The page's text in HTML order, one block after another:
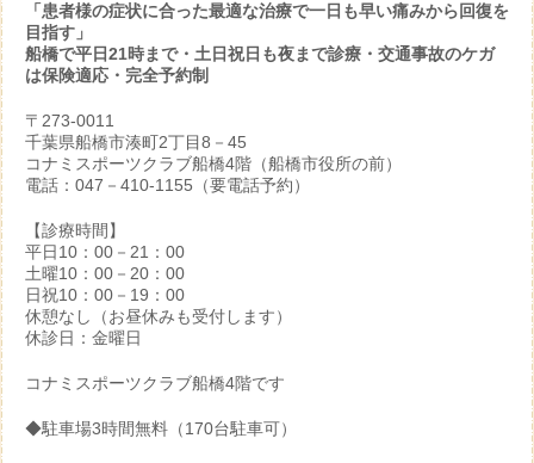
「患者様の症状に合った最適な治療で一日も早い痛みから回復を
目指す」
船橋で平日21時まで・土日祝日も夜まで診療・交通事故のケガ
は保険適応・完全予約制
〒273-0011
千葉県船橋市湊町2丁目8－45
コナミスポーツクラブ船橋4階（船橋市役所の前）
電話：047－410-1155（要電話予約）
【診療時間】
平日10：00－21：00
土曜10：00－20：00
日祝10：00－19：00
休憩なし（お昼休みも受付します）
休診日：金曜日
コナミスポーツクラブ船橋4階です
◆駐車場3時間無料（170台駐車可）